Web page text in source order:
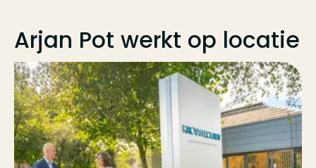
Arjan Pot werkt op locatie